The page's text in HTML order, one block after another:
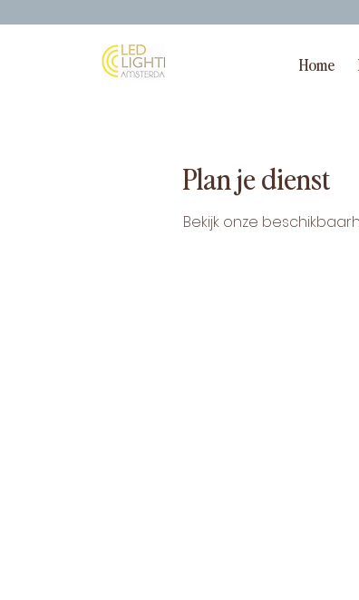
Home
Plan je dienst
Bekijk onze